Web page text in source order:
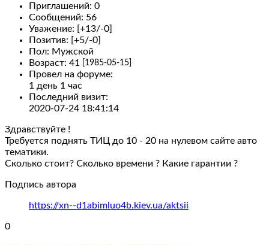
Приглашений: 0
Сообщений: 56
Уважение: [+13/-0]
Позитив: [+5/-0]
Пол: Мужской
Возраст: 41 [1985-05-15]
Провел на форуме:
1 день 1 час
Последний визит:
2020-07-24 18:41:14
Здравствуйте !
Требуется поднять ТИЦ до 10 - 20 на нулевом сайте авто
тематики.
Сколько стоит? Сколько времени ? Какие гарантии ?
Подпись автора
https://xn--d1abimluo4b.kiev.ua/aktsii
0